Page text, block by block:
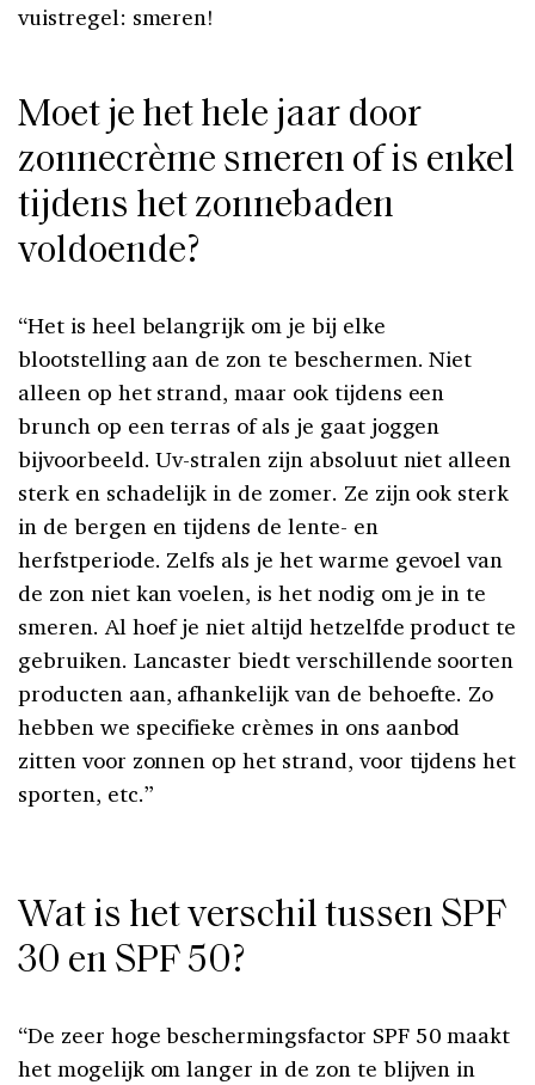
vuistregel: smeren!
Moet je het hele jaar door
zonnecrème smeren of is enkel
tijdens het zonnebaden
voldoende?
“Het is heel belangrijk om je bij elke
blootstelling aan de zon te beschermen. Niet
alleen op het strand, maar ook tijdens een
brunch op een terras of als je gaat joggen
bijvoorbeeld. Uv-stralen zijn absoluut niet alleen
sterk en schadelijk in de zomer. Ze zijn ook sterk
in de bergen en tijdens de lente- en
herfstperiode. Zelfs als je het warme gevoel van
de zon niet kan voelen, is het nodig om je in te
smeren. Al hoef je niet altijd hetzelfde product te
gebruiken. Lancaster biedt verschillende soorten
producten aan, afhankelijk van de behoefte. Zo
hebben we specifieke crèmes in ons aanbod
zitten voor zonnen op het strand, voor tijdens het
sporten, etc.”
Wat is het verschil tussen SPF
30 en SPF 50?
“De zeer hoge beschermingsfactor SPF 50 maakt
het mogelijk om langer in de zon te blijven in